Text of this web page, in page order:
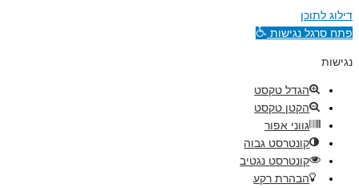
דילוג לתוכן
פתח סרגל נגישות
נגישות
הגדל טקסט
הקטן טקסט
גווני אפור
קונטרסט גבוה
קונטרסט נגטיב
הבהרת רקע